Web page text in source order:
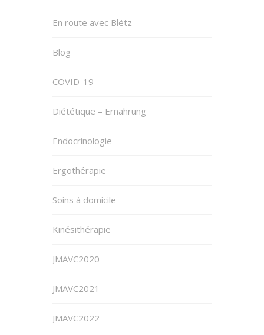
En route avec Blëtz
Blog
COVID-19
Diététique – Ernährung
Endocrinologie
Ergothérapie
Soins à domicile
Kinésithérapie
JMAVC2020
JMAVC2021
JMAVC2022